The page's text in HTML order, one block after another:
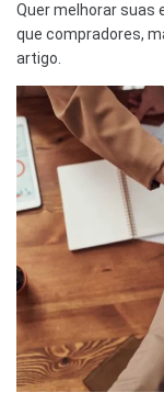
Quer melhorar suas
que compradores,
artigo.